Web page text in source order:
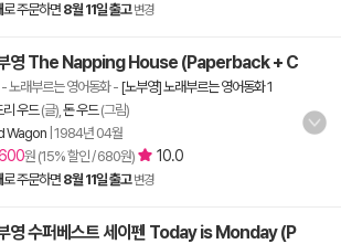
로 주문하면 8월 11일 출고 변경
영 The Napping House (Paperback + C
- 노래부르는 영어동화- [노부영] 노래부르는 영어동화 1
리 우드(글), 돈 우드(그림)
Wagon 1984년 04월
원 (15% 할인 / 680원) 10.0
로 주문하면 8월 11일 출고 변경
영 수퍼베스트 세이펜 Today is Monday (P